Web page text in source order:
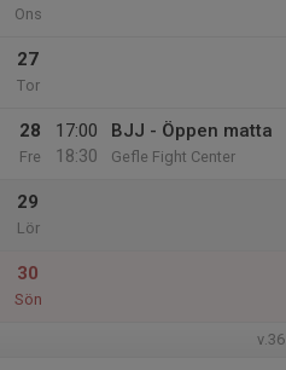
Ons
27
Tor
28
Fre
17:00
18:30
BJJ - Öppen matta
Gefle Fight Center
29
Lör
30
Sön
v.36